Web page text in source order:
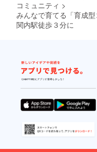
コミュニティ >
みんなで育てる「育成
関内駅徒歩３分に